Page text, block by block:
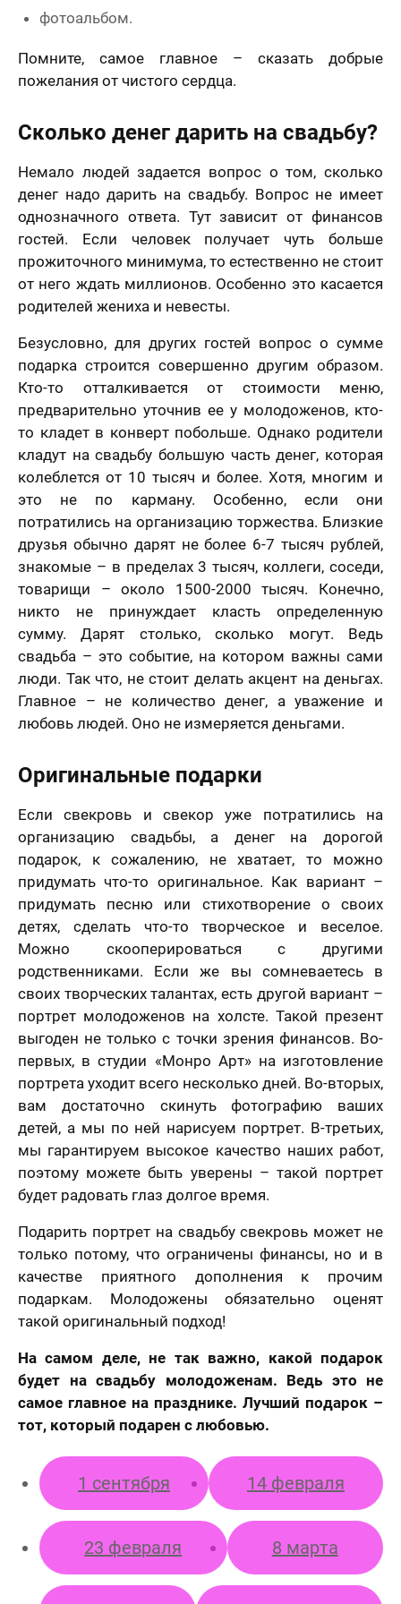
фотоальбом.
Помните, самое главное – сказать добрые
пожелания от чистого сердца.
Сколько денег дарить на свадьбу?
Немало людей задается вопрос о том, сколько
денег надо дарить на свадьбу. Вопрос не имеет
однозначного ответа. Тут зависит от финансов
гостей. Если человек получает чуть больше
прожиточного минимума, то естественно не стоит
от него ждать миллионов. Особенно это касается
родителей жениха и невесты.
Безусловно, для других гостей вопрос о сумме
подарка строится совершенно другим образом.
Кто-то отталкивается от стоимости меню,
предварительно уточнив ее у молодоженов, кто-
то кладет в конверт побольше. Однако родители
кладут на свадьбу большую часть денег, которая
колеблется от 10 тысяч и более. Хотя, многим и
это не по карману. Особенно, если они
потратились на организацию торжества. Близкие
друзья обычно дарят не более 6-7 тысяч рублей,
знакомые – в пределах 3 тысяч, коллеги, соседи,
товарищи – около 1500-2000 тысяч. Конечно,
никто не принуждает класть определенную
сумму. Дарят столько, сколько могут. Ведь
свадьба – это событие, на котором важны сами
люди. Так что, не стоит делать акцент на деньгах.
Главное – не количество денег, а уважение и
любовь людей. Оно не измеряется деньгами.
Оригинальные подарки
Если свекровь и свекор уже потратились на
организацию свадьбы, а денег на дорогой
подарок, к сожалению, не хватает, то можно
придумать что-то оригинальное. Как вариант –
придумать песню или стихотворение о своих
детях, сделать что-то творческое и веселое.
Можно скооперироваться с другими
родственниками. Если же вы сомневаетесь в
своих творческих талантах, есть другой вариант –
портрет молодоженов на холсте. Такой презент
выгоден не только с точки зрения финансов. Во-
первых, в студии «Монро Арт» на изготовление
портрета уходит всего несколько дней. Во-вторых,
вам достаточно скинуть фотографию ваших
детей, а мы по ней нарисуем портрет. В-третьих,
мы гарантируем высокое качество наших работ,
поэтому можете быть уверены – такой портрет
будет радовать глаз долгое время.
Подарить портрет на свадьбу свекровь может не
только потому, что ограничены финансы, но и в
качестве приятного дополнения к прочим
подаркам. Молодожены обязательно оценят
такой оригинальный подход!
На самом деле, не так важно, какой подарок
будет на свадьбу молодоженам. Ведь это не
самое главное на празднике. Лучший подарок –
тот, который подарен с любовью.
1 сентября 14 февраля
23 февраля 8 марта
Вашего портрета
5 шагов
К какому поводу выбираете
картину?
Как
скоро
Вам
нужен
подарок?
Ответьте
вопросы
шаг!
контакты,
цену и
Вам в
15 минут.
на
отзыв
Ваша оценка*